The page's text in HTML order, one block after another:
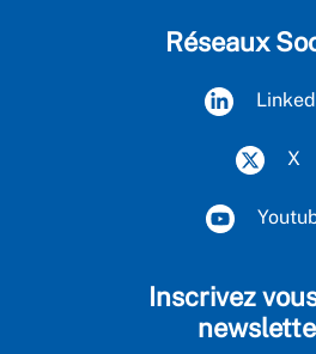
Réseaux
X
Inscrivez